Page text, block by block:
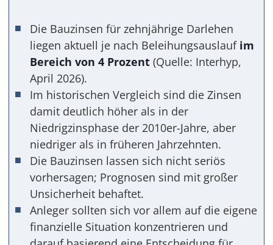
Die Bauzinsen für zehnjährige Darlehen
liegen aktuell je nach Beleihungsauslauf im
Bereich von 4 Prozent(Quelle: Interhyp,
April 2026).
Im historischen Vergleich sind die Zinsen
damit deutlich höher als in der
Niedrigzinsphase der 2010er-Jahre, aber
niedriger als in früheren Jahrzehnten.
Die Bauzinsen lassen sich nicht seriös
vorhersagen; Prognosen sind mit großer
Unsicherheit behaftet.
Anleger sollten sich vor allem auf die eigene
finanzielle Situation konzentrieren und